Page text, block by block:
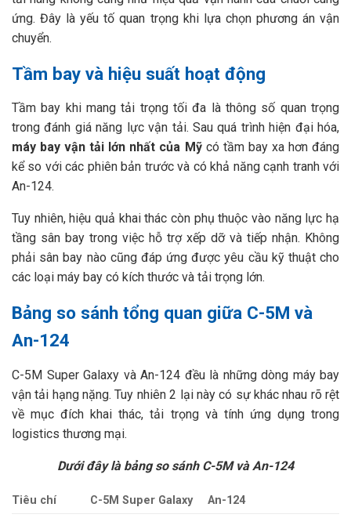
ứng. Đây là yếu tố quan trọng khi lựa chọn phương án vận
chuyển.
Tầm bay và hiệu suất hoạt động
Tầm bay khi mang tải trọng tối đa là thông số quan trọng
trong đánh giá năng lực vận tải. Sau quá trình hiện đại hóa,
máy bay vận tải lớn nhất của Mỹ có tầm bay xa hơn đáng
kể so với các phiên bản trước và có khả năng cạnh tranh với
An-124.
Tuy nhiên, hiệu quả khai thác còn phụ thuộc vào năng lực hạ
tầng sân bay trong việc hỗ trợ xếp dỡ và tiếp nhận. Không
phải sân bay nào cũng đáp ứng được yêu cầu kỹ thuật cho
các loại máy bay có kích thước và tải trọng lớn.
Bảng so sánh tổng quan giữa C-5M và
An-124
C-5M Super Galaxy và An-124 đều là những dòng máy bay
vận tải hạng nặng. Tuy nhiên 2 lại này có sự khác nhau rõ rệt
về mục đích khai thác, tải trọng và tính ứng dụng trong
logistics thương mại.
Dưới đây là bảng so sánh C-5M và An-124
Tiêu chí C-5M Super Galaxy
An-124